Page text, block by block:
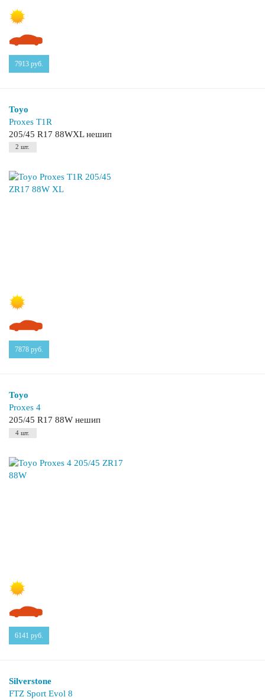
7913 руб.
Toyo
Proxes T1R
205/45 R17 88WXL нешип
2 шт.
7878 руб.
Toyo
Proxes 4
205/45 R17 88W нешип
4 шт.
6141 руб.
Silverstone
FTZ Sport Evol 8